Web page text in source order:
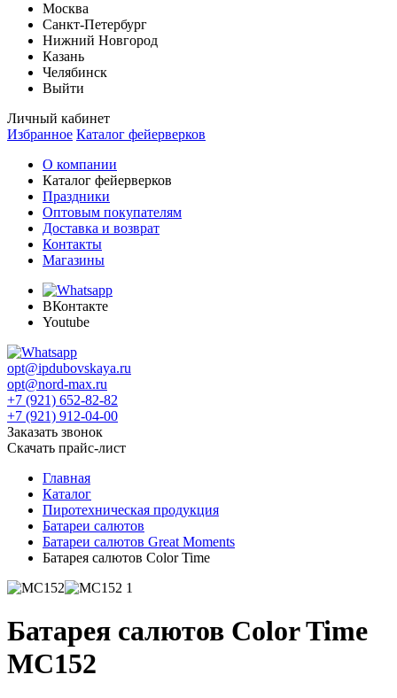
Москва
Санкт-Петербург
Нижний Новгород
Казань
Челябинск
Выйти
Личный кабинет
Избранное Каталог фейерверков
О компании
Каталог фейерверков
Праздники
Оптовым покупателям
Доставка и возврат
Контакты
Магазины
ВКонтакте
Youtube
opt@ipdubovskaya.ru
opt@nord-max.ru
+7 (921) 652-82-82
+7 (921) 912-04-00
Заказать звонок
Скачать прайс-лист
Главная
Каталог
Пиротехническая продукция
Батареи салютов
Батареи салютов Great Moments
Батарея салютов Color Time
Батарея салютов Color Time
MC152